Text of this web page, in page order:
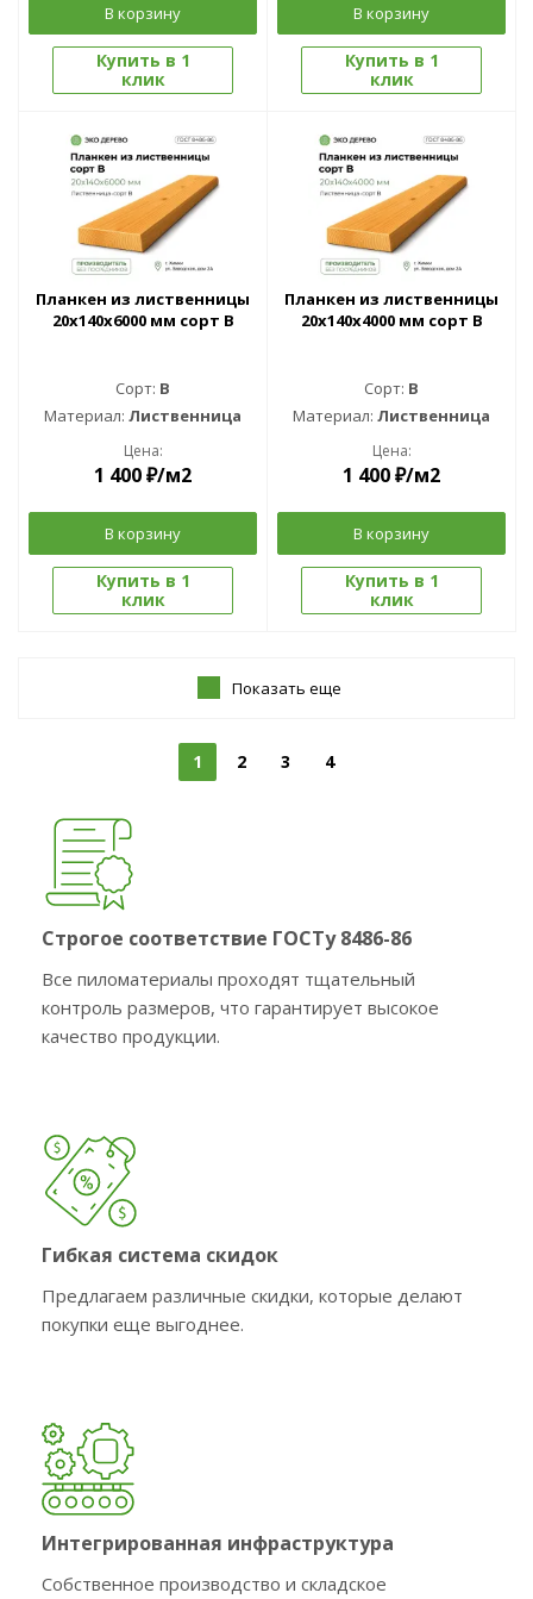
В корзину
Купить в 1
клик
В корзину
Купить в 1
клик
Планкен из лиственницы
20x140x6000 мм сорт B
Сорт: B
Материал: Лиственница
Цена:
1 400₽/м2
В корзину
Купить в 1
клик
Планкен из лиственницы
20x140x4000 мм сорт B
Сорт: B
Материал: Лиственница
Цена:
1 400₽/м2
В корзину
Купить в 1
клик
Показать еще
1 2 3 4
Строгое соответствие ГОСТу 8486-86
Все пиломатериалы проходят тщательный
контроль размеров, что гарантирует высокое
качество продукции.
Гибкая система скидок
Предлагаем различные скидки, которые делают
покупки еще выгоднее.
Интегрированная инфраструктура
Собственное производство и складское